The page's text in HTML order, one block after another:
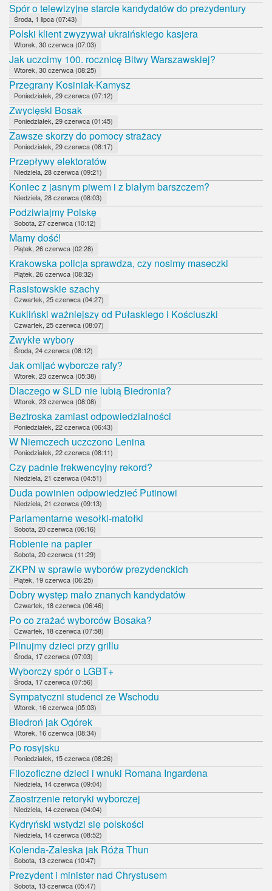
Spór o telewizyjne starcie kandydatów do prezydentury
Środa, 1 lipca (07:43)
Polski klient zwyzywał ukraińskiego kasjera
Wtorek, 30 czerwca (07:03)
Jak uczcimy 100. rocznicę Bitwy Warszawskiej?
Wtorek, 30 czerwca (08:25)
Przegrany Kosiniak-Kamysz
Poniedziałek, 29 czerwca (07:12)
Zwycięski Bosak
Poniedziałek, 29 czerwca (01:45)
Zawsze skorzy do pomocy strażacy
Poniedziałek, 29 czerwca (08:17)
Przepływy elektoratów
Niedziela, 28 czerwca (09:21)
Koniec z jasnym piwem i z białym barszczem?
Niedziela, 28 czerwca (08:03)
Podziwiajmy Polskę
Sobota, 27 czerwca (10:12)
Mamy dość!
Piątek, 26 czerwca (02:28)
Krakowska policja sprawdza, czy nosimy maseczki
Piątek, 26 czerwca (08:32)
Rasistowskie szachy
Czwartek, 25 czerwca (04:27)
Kukliński ważniejszy od Pułaskiego i Kościuszki
Czwartek, 25 czerwca (08:07)
Zwykłe wybory
Środa, 24 czerwca (08:12)
Jak omijać wyborcze rafy?
Wtorek, 23 czerwca (05:38)
Dlaczego w SLD nie lubią Biedronia?
Wtorek, 23 czerwca (08:08)
Beztroska zamiast odpowiedzialności
Poniedziałek, 22 czerwca (06:43)
W Niemczech uczczono Lenina
Poniedziałek, 22 czerwca (08:11)
Czy padnie frekwencyjny rekord?
Niedziela, 21 czerwca (04:51)
Duda powinien odpowiedzieć Putinowi
Niedziela, 21 czerwca (09:13)
Parlamentarne wesołki-matołki
Sobota, 20 czerwca (06:16)
Robienie na papier
Sobota, 20 czerwca (11:29)
ZKPN w sprawie wyborów prezydenckich
Piątek, 19 czerwca (06:25)
Dobry występ mało znanych kandydatów
Czwartek, 18 czerwca (06:46)
Po co zrażać wyborców Bosaka?
Czwartek, 18 czerwca (07:58)
Pilnujmy dzieci przy grillu
Środa, 17 czerwca (07:03)
Wyborczy spór o LGBT+
Środa, 17 czerwca (07:56)
Sympatyczni studenci ze Wschodu
Wtorek, 16 czerwca (05:03)
Biedroń jak Ogórek
Wtorek, 16 czerwca (08:34)
Po rosyjsku
Poniedziałek, 15 czerwca (08:26)
Filozoficzne dzieci i wnuki Romana Ingardena
Niedziela, 14 czerwca (09:04)
Zaostrzenie retoryki wyborczej
Niedziela, 14 czerwca (04:04)
Kydryński wstydzi się polskości
Niedziela, 14 czerwca (08:52)
Kolenda-Zaleska jak Róża Thun
Sobota, 13 czerwca (10:47)
Prezydent i minister nad Chrystusem
Sobota, 13 czerwca (05:47)